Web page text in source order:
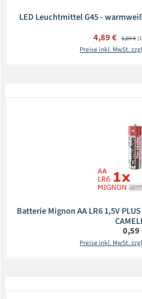
LED Leuchtmittel G45 -
4,89 € 6,09 €
Preise inkl. MwSt.
Batterie Mignon AA LR6 1,5V
0,59
Preise inkl. MwSt.